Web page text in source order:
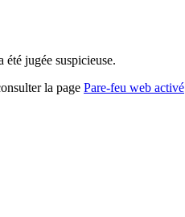
jugée suspicieuse.
la page Pare-feu web activé